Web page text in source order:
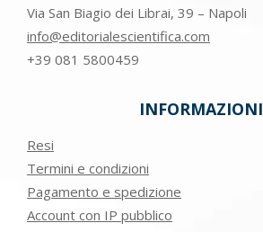
Via San Biagio dei Librai, 39 – Napoli
info@editorialescientifica.com
+39 081 5800459
INFORMAZIONI
Resi
Termini e condizioni
Pagamento e spedizione
Account con IP pubblico